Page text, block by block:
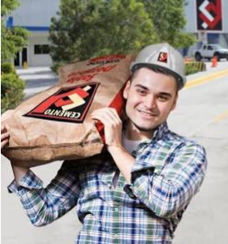
Noticias Recientes
Policía Nacional arresta a “Yeo”,
presunto autor del homicidio del
Yeuri Rodríguez Batista
Video: Mariledy Paulino
su dominio en el atletismo